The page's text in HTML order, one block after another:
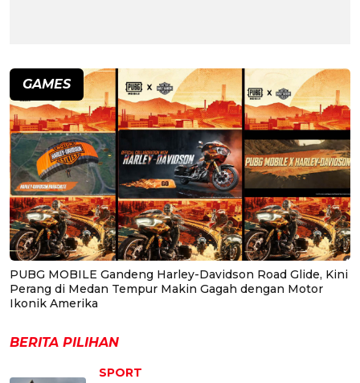
GAMES
PUBG MOBILE Gandeng Harley-Davidson Road Glide, Kini
Perang di Medan Tempur Makin Gagah dengan Motor
Ikonik Amerika
BERITA PILIHAN
SPORT